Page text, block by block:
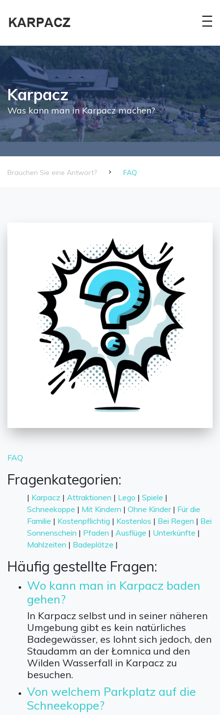
Karpacz
Was kann man in Karpacz machen?
Brauchen Sie eine Antwort? FAQ
FAQ
Fragenkategorien:
| Karpacz | Attraktionen | Lego | Spiele |
Schneekoppe | Mit Kindern | Ohne Kinder| Für die
Familie | Kostenpflichtig | Kostenlos | Bei Regen | Bei
Sonnenschein | Pfaden | Ausflüge | Unterkünfte |
Mahlzeiten | Badeplätze |
Häufig gestellte Fragen:
Wo kann man in Karpacz baden
gehen?
In Karpacz selbst und in seiner näheren
Umgebung gibt es kein natürliches
Badegewässer, es lohnt sich jedoch, den
Staudamm an der Łomnica und den
Wilden Wasserfall in Karpacz zu
besuchen.
Von welchem Parkplatz auf die
Schneekoppe?